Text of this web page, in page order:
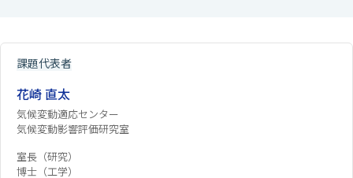
課題代表者
花崎 直太
気候変動適応センター
気候変動影響評価研究室
室長（研究）
博士（工学）